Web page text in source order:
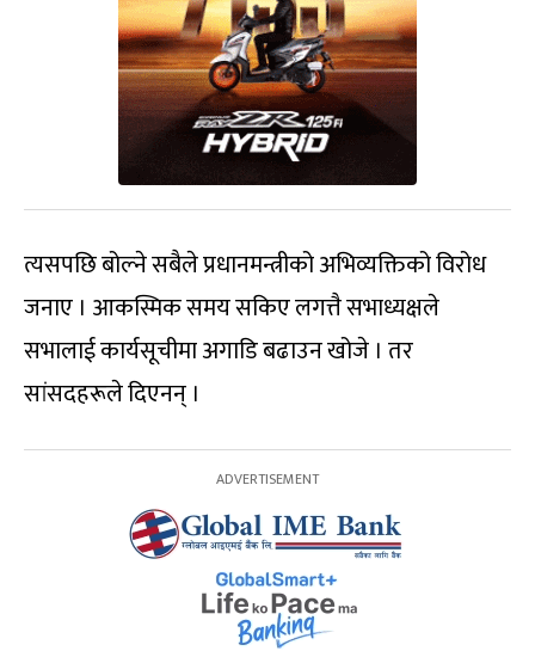
त्यसपछि बोल्ने सबैले प्रधानमन्त्रीको अभिव्यक्तिको विरोध
जनाए । आकस्मिक समय सकिए लगत्तै सभाध्यक्षले
सभालाई कार्यसूचीमा अगाडि बढाउन खोजे । तर
सांसदहरूले दिएनन् ।